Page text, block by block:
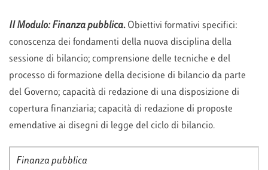
II Modulo: Finanza pubblica. Obiettivi formativi specifici:
conoscenza dei fondamenti della nuova disciplina della
sessione di bilancio; comprensione delle tecniche e del
processo di formazione della decisione di bilancio da parte
del Governo; capacità di redazione di una disposizione di
copertura finanziaria; capacità di redazione di proposte
emendative ai disegni di legge del ciclo di bilancio.
Finanza pubblica